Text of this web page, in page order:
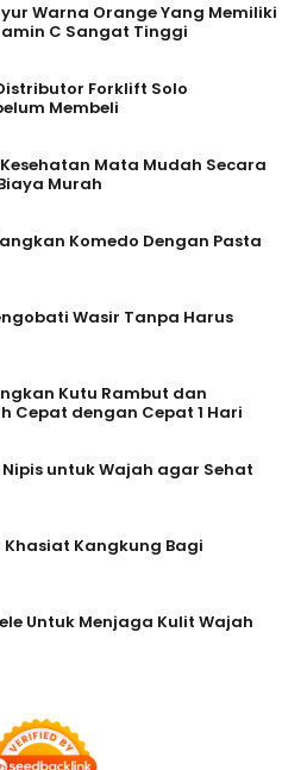
Warna Orange Yang Memiliki
C Sangat Tinggi
Forklift Solo
Membeli
Mata Mudah Secara
Murah
Komedo Dengan Pasta
Wasir Tanpa Harus
Kutu Rambut dan
Cepat dengan Cepat 1 Hari
untuk Wajah agar Sehat
Kangkung Bagi
Untuk Menjaga Kulit Wajah